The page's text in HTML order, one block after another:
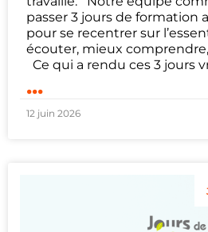
passer 3 jours de formation
pour se recentrer sur
écouter, mieux
Ce qui a rendu ces 3 jours
...
12 juin 2026